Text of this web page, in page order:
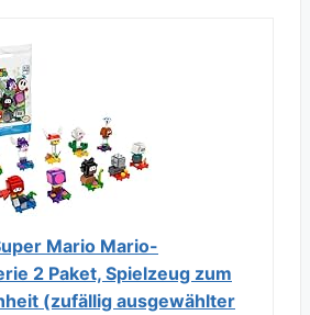
Mario Mario-
2 Paket, Spielzeug zum
(zufällig ausgewählter